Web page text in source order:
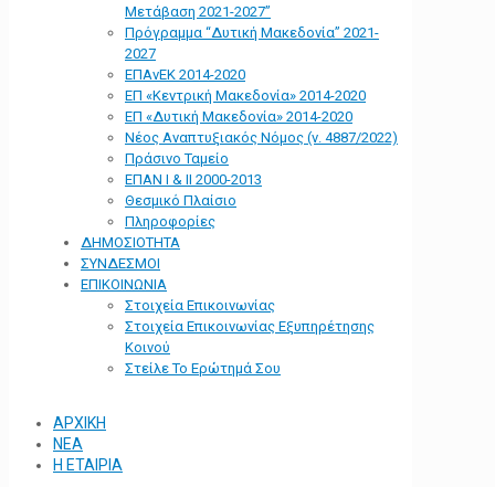
Μετάβαση 2021-2027”
Πρόγραμμα “Δυτική Μακεδονία” 2021-
2027
ΕΠΑνΕΚ 2014-2020
ΕΠ «Kεντρική Μακεδονία» 2014-2020
ΕΠ «Δυτική Μακεδονία» 2014-2020
Νέος Αναπτυξιακός Νόμος (ν. 4887/2022)
Πράσινο Ταμείο
ΕΠΑΝ Ι & ΙΙ 2000-2013
Θεσμικό Πλαίσιο
Πληροφορίες
ΔΗΜΟΣΙΟΤΗΤΑ
ΣΥΝΔΕΣΜΟΙ
ΕΠΙΚΟΙΝΩΝΙΑ
Στοιχεία Επικοινωνίας
Στοιχεία Επικοινωνίας Εξυπηρέτησης
Κοινού
Στείλε Το Ερώτημά Σου
ΑΡΧΙΚΗ
ΝΕΑ
Η ΕΤΑΙΡΙΑ